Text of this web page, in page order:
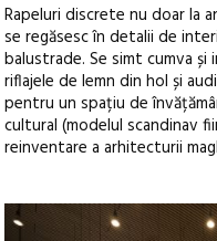
Rapeluri discrete nu doar la
se regăsesc în detalii de
balustrade. Se simt cumva și
riflajele de lemn din hol și
pentru un spațiu de
cultural (modelul scandinav
reinventare a arhitecturii